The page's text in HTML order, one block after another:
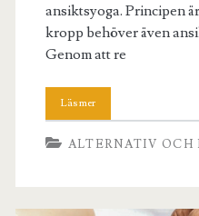
ansiktsyoga. Principen
kropp behöver även
Genom att re
ALTERNATIV OCH